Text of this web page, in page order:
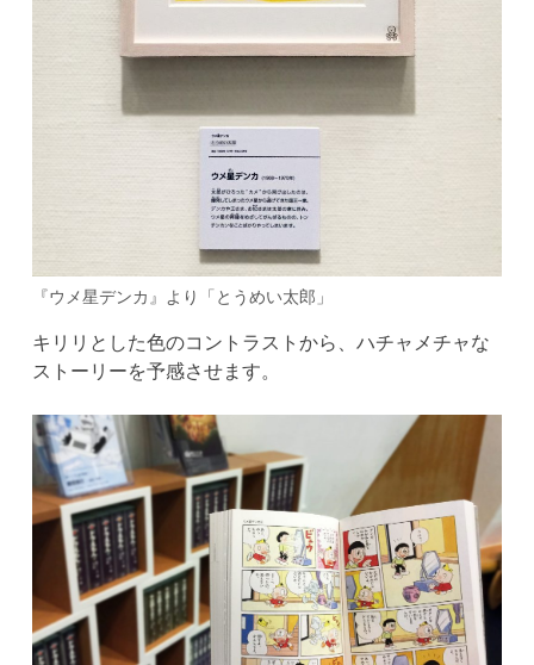
『ウメ星デンカ』より「とうめい太郎」
キリリとした色のコントラストから、ハチャメチャな
ストーリーを予感させます。